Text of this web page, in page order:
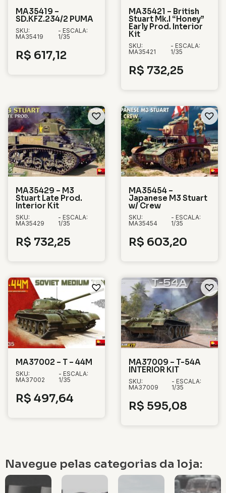
MA35419 –
SD.KFZ.234/2 PUMA
SKU:
MA35419
- ESCALA:
1/35
R$ 617,12
MA35421 – British
Stuart Mk.I “Honey”
Early Prod. Interior
Kit
SKU:
MA35421
- ESCALA:
1/35
R$ 732,25
MA35429 – M3
Stuart Late Prod.
Interior Kit
SKU:
MA35429
- ESCALA:
1/35
R$ 732,25
MA35454 –
Japanese M3 Stuart
w/ Crew
SKU:
MA35454
- ESCALA:
1/35
R$ 603,20
MA37002 – T – 44M
SKU:
MA37002
- ESCALA:
1/35
R$ 497,64
MA37009 – T-54A
INTERIOR KIT
SKU:
MA37009
- ESCALA:
1/35
R$ 595,08
Navegue pelas categorias da loja: